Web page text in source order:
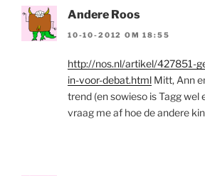
Andere Roos
10-10-2012 OM 18:55
http://nos.nl/artikel/427851-
in-voor-debat.html Mitt, Ann
trend (en sowieso is Tagg wel
vraag me af hoe de andere